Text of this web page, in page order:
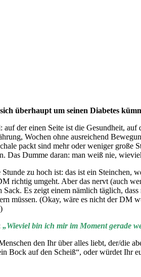
überhaupt um seinen Diabetes
der einen Seite ist die Gesundheit, auf
Wochen ohne ausreichend
packt sind mehr oder weniger große
Das Dumme daran: man weiß nie,
zu hoch ist: das ist ein Steinchen,
richtig umgeht. Aber das nervt (auch
Sack. Es zeigt einem nämlich täglich,
müssen. (Okay, wäre es nicht der DM
„Wieviel bin ich mir im Moment gerade
den Ihr über alles liebt, der/die
Bock auf den Scheiß“, oder würdet Ihr